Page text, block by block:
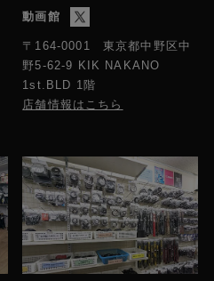
動画館
〒164-0001 東京都中野区中
野5-62-9 KIK NAKANO
1st.BLD 1階
店舗情報はこちら